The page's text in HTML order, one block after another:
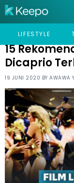
LIFESTYLE
HOME LIFESTYLE
15
15
Dicaprio
19 JUNI 2020 BY AWAWA